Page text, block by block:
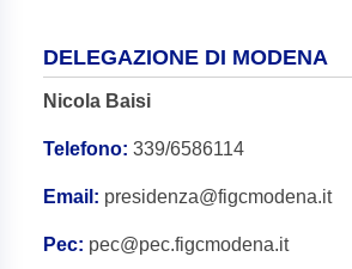
DELEGAZIONE DI MODENA
Nicola Baisi
Telefono: 339/6586114
Email: presidenza@figcmodena.it
Pec: pec@pec.figcmodena.it